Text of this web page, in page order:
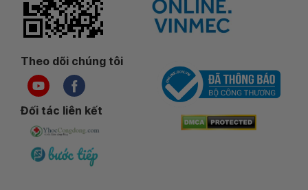
Theo dõi chúng tôi
Đối tác liên kết